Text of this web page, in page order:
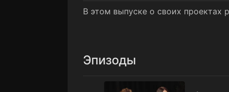
В этом выпуске о своих проектах
Эпизоды